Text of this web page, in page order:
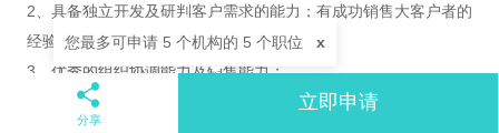
2、具备独立开发及研判客户需求的能力；有成功销售大客户者的
经验优先；
3、优秀的组织协调能力及销售能力；
4、高度敬业，富有激情，强烈的进取心及内驱力；
分享
立即申请
您最多可申请 5 个机构的 5 个职位 x